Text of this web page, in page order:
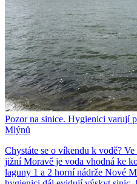
Pozor na sinice. Hygienici varují
Mlýnů
Chystáte se o víkendu k vodě?
jižní Moravě je voda vhodná ke
laguny 1 a 2 horní nádrže Nové